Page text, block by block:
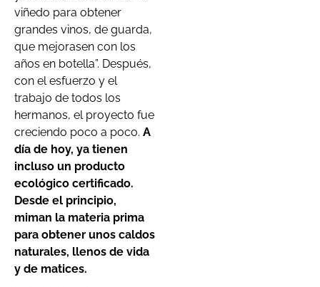
viñedo para obtener
grandes vinos, de guarda,
que mejorasen con los
años en botella”. Después,
con el esfuerzo y el
trabajo de todos los
hermanos, el proyecto fue
creciendo poco a poco. A
día de hoy, ya tienen
incluso un producto
ecológico certificado.
Desde el principio,
miman la materia prima
para obtener unos caldos
naturales, llenos de vida
y de matices.